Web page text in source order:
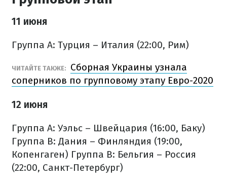
11 июня
Группа A: Турция – Италия (22:00, Рим)
ЧИТАЙТЕ ТАКЖЕ:
Сборная Украины узнала
соперников по групповому этапу Евро-2020
12 июня
Группа A: Уэльс – Швейцария (16:00, Баку)
Группа B: Дания – Финляндия (19:00,
Копенгаген) Группа B: Бельгия – Россия
(22:00, Санкт-Петербург)